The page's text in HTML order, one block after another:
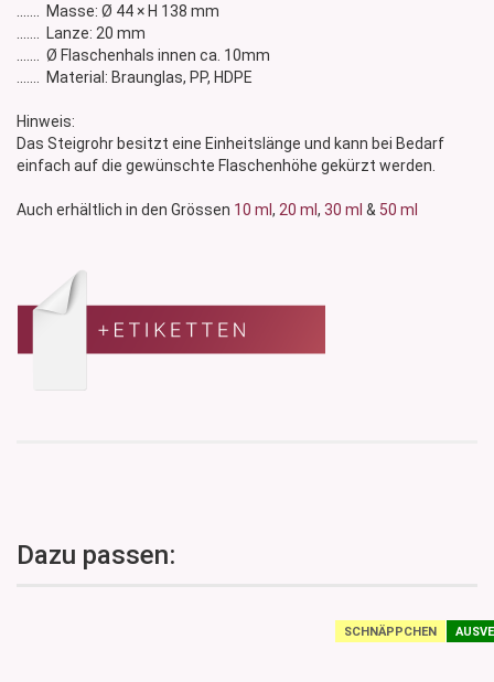
....... Masse: Ø 44 × H 138 mm
....... Lanze: 20 mm
....... Ø Flaschenhals innen ca. 10mm
....... Material: Braunglas, PP, HDPE
Hinweis:
Das Steigrohr besitzt eine Einheitslänge und kann bei Bedarf
einfach auf die gewünschte Flaschenhöhe gekürzt werden.
Auch erhältlich in den Grössen 10 ml , 20 ml , 30 ml & 50 ml
Dazu passen:
SCHNÄPPCHEN